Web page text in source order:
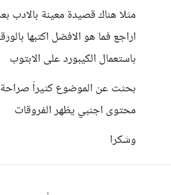
مثلا هناك قصيدة معينة بالادب
اراجع فما هو الافضل اكتبها
باستعمال الكيبورد على الابتوب
بحثت عن الموضوع كثيراَ
محتوى اجنبي يظهر الفروقات
وشكرا